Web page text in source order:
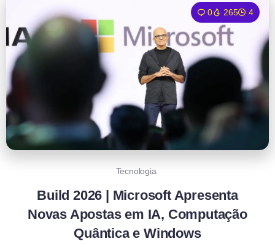
0 265 4
Tecnologia
Build 2026 | Microsoft Apresenta
Novas Apostas em IA, Computação
Quântica e Windows